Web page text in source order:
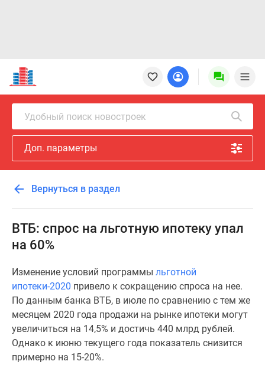
Новостройки
Квартиры
Ипотека
Новостройки
Москвы
Новостройки
Подмосковья
Новостройки
Москвы
Готовые
новостройки
Новостройки
Специальные
предложения
Коммерческие
помещения
Продавцы
застройщики
Удобный поиск новостроек
Доп. параметры
Вернуться в раздел
ВТБ: спрос на льготную ипотеку упал
на 60%
Изменение условий программы льготной
ипотеки-2020 привело к сокращению спроса на нее.
По данным банка ВТБ, в июле по сравнению с тем же
месяцем 2020 года продажи на рынке ипотеки могут
увеличиться на 14,5% и достичь 440 млрд рублей.
Однако к июню текущего года показатель снизится
примерно на 15-20%.